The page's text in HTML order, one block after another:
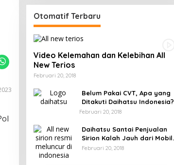
Otomatif Terbaru
Video Kelemahan dan Kelebihan All
New Terios
Februari 20, 2018
Belum Pakai CVT, Apa yang
Ditakuti Daihatsu Indonesia?
Februari 20, 2018
Daihatsu Santai Penjualan
Sirion Kalah Jauh dari Mobil
LCGC
Februari 20, 2018